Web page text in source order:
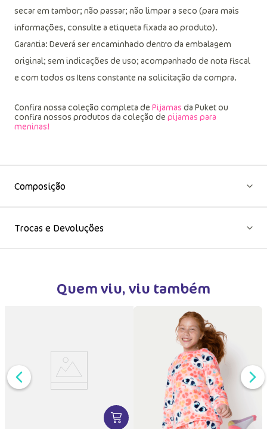
secar em tambor; não passar; não limpar a seco (para mais
informações, consulte a etiqueta fixada ao produto).
Garantia: Deverá ser encaminhado dentro da embalagem
original; sem indicações de uso; acompanhado de nota fiscal
e com todos os Itens constante na solicitação da compra.
Confira nossa coleção completa de Pijamas da Puket ou
confira nossos produtos da coleção de pijamas para
meninas!
Composição
Trocas e Devoluções
Quem viu, viu também
VER MAIS INFORMAÇÕES DO